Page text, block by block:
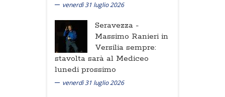
venerdì 31 luglio 2026
Seravezza -
Massimo Ranieri in
Versilia sempre:
stavolta sarà al Mediceo
lunedi prossimo
venerdì 31 luglio 2026